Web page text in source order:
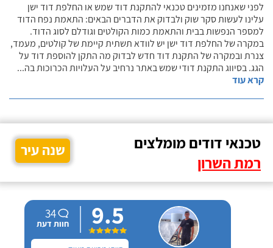
לפני שאנחנו מזמינים טכנאי להתקנת דוד שמש או החלפת דוד ישן
עלינו לעשות סקר שוק ולבדוק את הדברים הבאים: התאמת נפח הדוד
למספר הנפשות בבית והתאמת כמות הקולטים וגודלם לסוג הדוד.
במקרה של החלפת דוד ישן יש לוודא תשתית קיימת של קולטים, מעמד,
צנרת ובמקרה של התקנת דוד חדש לבדוק מה התקן להוספת דוד על
הגג. בסיווג התקנת דודי שמש באתר נרחיב על העלויות הכרוכות בה...
קרא עוד
טכנאי דודים מומלצים
רמת השרון
שנה עיר
9.5
34
חוות דעת